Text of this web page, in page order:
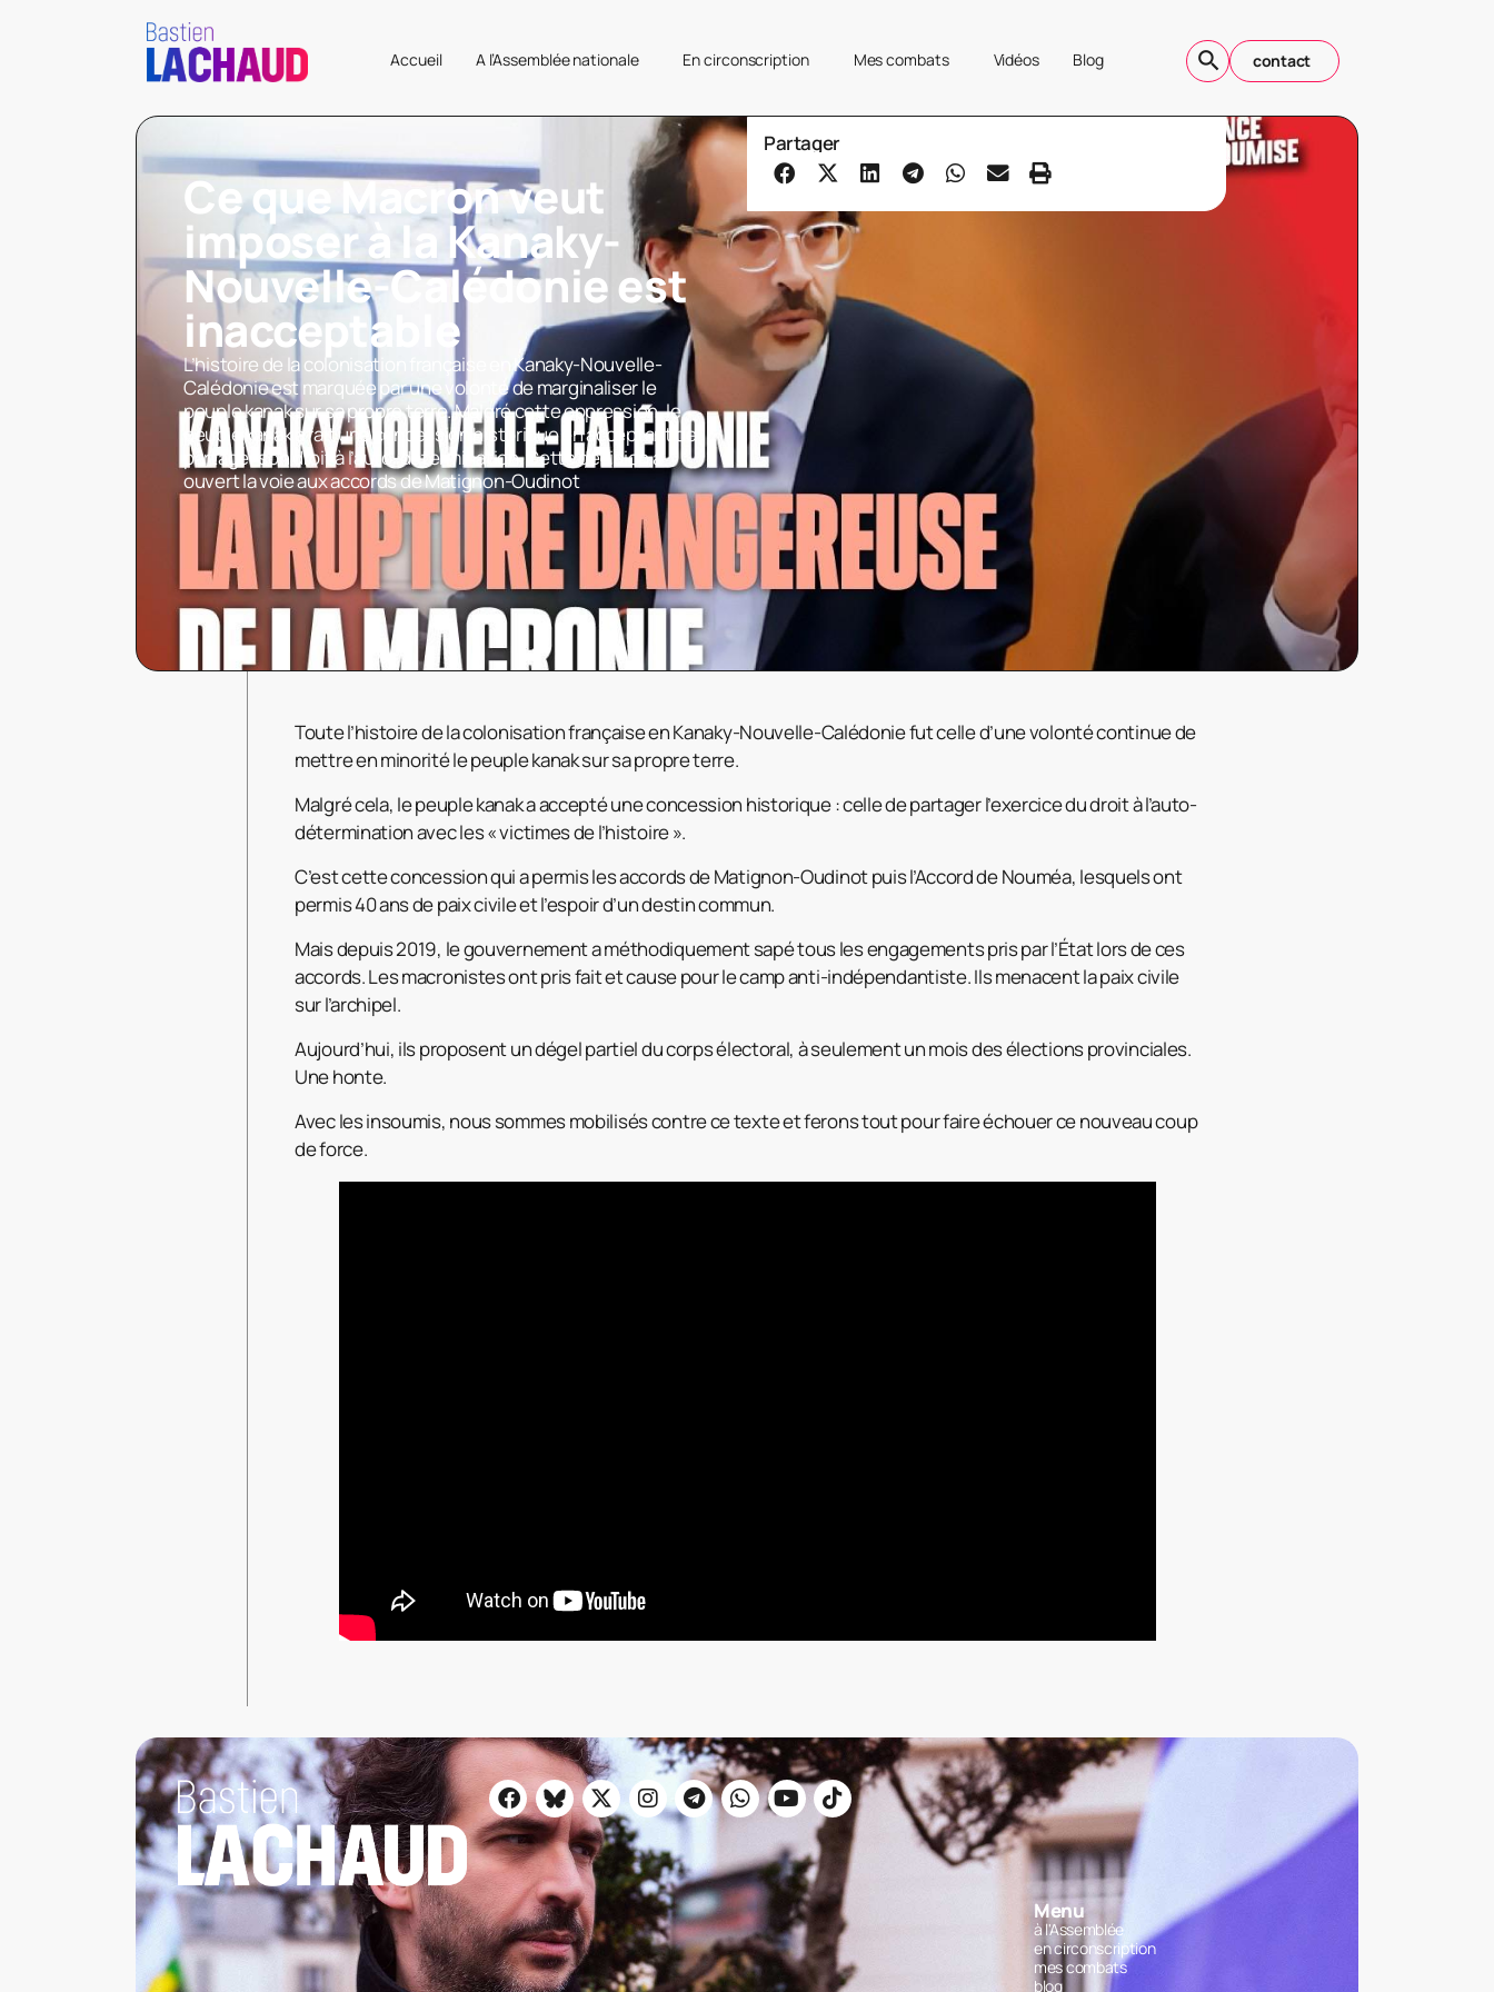
Accueil A l’Assemblée nationale En circonscription Mes combats Vidéos Blog contact
Ce que Macron veut
imposer à la Kanaky-
Nouvelle-Calédonie est
inacceptable
L’histoire de la colonisation française en Kanaky-Nouvelle-
Calédonie est marquée par une volonté de marginaliser le
peuple kanak sur sa propre terre. Malgré cette oppression, le
peuple kanak a fait une concession historique en acceptant de
partager son droit à l’auto-détermination. Cette décision a
ouvert la voie aux accords de Matignon-Oudinot
Partager
Toute l’histoire de la colonisation française en Kanaky-Nouvelle-Calédonie fut celle d’une volonté continue de
mettre en minorité le peuple kanak sur sa propre terre.
Malgré cela, le peuple kanak a accepté une concession historique : celle de partager l’exercice du droit à l’auto-
détermination avec les « victimes de l’histoire ».
C’est cette concession qui a permis les accords de Matignon-Oudinot puis l’Accord de Nouméa, lesquels ont
permis 40 ans de paix civile et l’espoir d’un destin commun.
Mais depuis 2019, le gouvernement a méthodiquement sapé tous les engagements pris par l’État lors de ces
accords. Les macronistes ont pris fait et cause pour le camp anti-indépendantiste. Ils menacent la paix civile
sur l’archipel.
Aujourd’hui, ils proposent un dégel partiel du corps électoral, à seulement un mois des élections provinciales.
Une honte.
Avec les insoumis, nous sommes mobilisés contre ce texte et ferons tout pour faire échouer ce nouveau coup
de force.
Menu
à l'Assemblée
en circonscription
mes combats
blog